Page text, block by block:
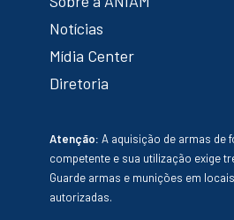
Notícias
Mídia Center
Diretoria
Atenção: A aquisição de armas de
competente e sua utilização exige
Guarde armas e munições em
autorizadas.